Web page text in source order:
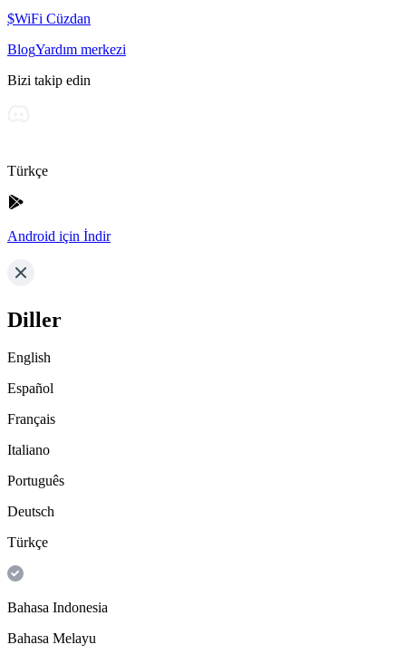
$WiFi Cüzdan
BlogYardım merkezi
Bizi takip edin
Türkçe
Android için İndir
Diller
English
Español
Français
Italiano
Português
Deutsch
Türkçe
Bahasa Indonesia
Bahasa Melayu